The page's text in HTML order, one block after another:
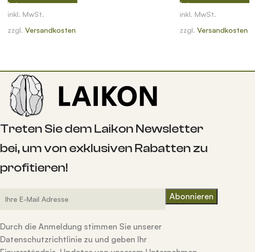
inkl. MwSt.
zzgl. Versandkosten
inkl. MwSt.
zzgl. Versandkosten
Treten Sie dem Laikon Newsletter
bei, um von exklusiven Rabatten zu
profitieren!
Durch die Anmeldung stimmen Sie unserer
Datenschutzrichtlinie zu und geben Ihr